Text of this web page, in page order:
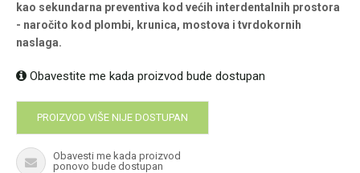
kao sekundarna preventiva kod većih interdentalnih prostora
- naročito kod plombi, krunica, mostova i tvrdokornih
naslaga.
Obavestite me kada proizvod bude dostupan
PROIZVOD VIŠE NIJE DOSTUPAN
Obavesti me kada proizvod
ponovo bude dostupan